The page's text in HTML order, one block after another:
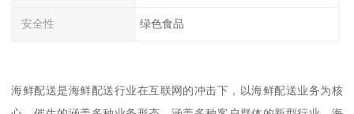
安全性 绿色食品
海鲜配送是海鲜配送行业在互联网的冲击下，以海鲜配送业务为核